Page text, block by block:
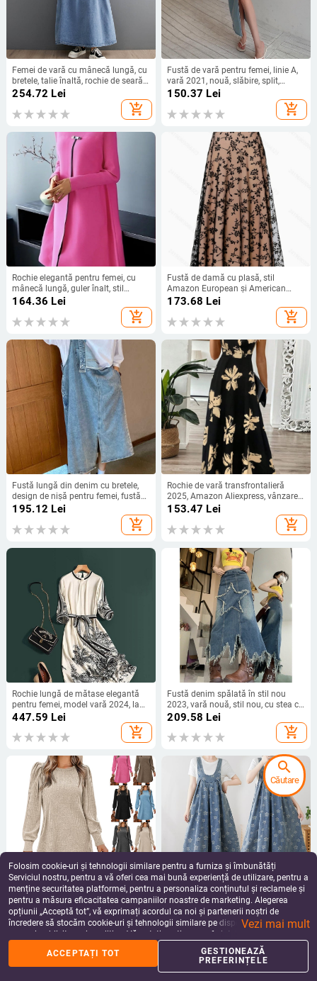
Femei de vară cu mânecă lungă, cu
bretele, talie înaltă, rochie de seară,
rochie de mireasă ...
254.72 Lei
add_shopping_cart
Fustă de vară pentru femei, linie A,
vară 2021, nouă, slăbire, split,
lungime medie, fustă din denim,
talie înaltă, șold, fustă, fată fierbinte
150.37 Lei
add_shopping_cart
Rochie elegantă pentru femei, cu
mânecă lungă, guler înalt, stil
european și american, pentru
164.36 Lei
add_shopping_cart
Fustă de damă cu plasă, stil
Amazon European și American
Fashion 2025
173.68 Lei
add_shopping_cart
Fustă lungă din denim cu bretele,
design de nișă pentru femei, fustă
elegantă cu bretele, vară, vrac,
mărime mare, rochie lungă de
grăsime mm
195.12 Lei
add_shopping_cart
Rochie de vară transfrontalieră
2025, Amazon Aliexpress, vânzare
fierbinte, nouă pentru femei, cu
153.47 Lei
add_shopping_cart
Rochie lungă de mătase elegantă
pentru femei, model vară 2024, la
tejghea, centru comercial, retrage
447.59 Lei
add_shopping_cart
Fustă denim spălată în stil nou
2023, vară nouă, stil nou, cu stea cu
cinci colțuri, talie joasă, lungime
209.58 Lei
add_shopping_cart
Rochie de damă cu mânecă
bufantă tricotată, toamnă și iarnă,
cu guler rotund, casual, lejeră, 2024,
la modă europeană și americană,
171.70Lei
add_shopping_cart
Fustă lungă din denim, stil retro, cu
bretele, jacquard, de dimensiuni
mari, pentru reducerea vârstei
275.75Lei
add_shopping_cart
Folosim cookie-uri și tehnologii similare pentru a furniza și îmbunătăți
Serviciul nostru, pentru a vă oferi cea mai bună experiență de utilizare, pentru a
menține securitatea platformei, pentru a personaliza conținutul și reclamele și
pentru a măsura eficacitatea campaniilor noastre de marketing. Alegerea
opțiunii „Acceptă tot”, vă exprimați acordul ca noi și partenerii noștri de
încredere să stocăm cookie-uri și tehnologii similare pe dispozitivul dvs. în
scopuri publicitare și analitice. Vă puteți gestiona preferințele în orice moment
făcând clic pe „Gestionează preferințele”. Pentru mai multe informații, vă
rugăm să consultațiPolitica noastră de confidențialitate.
Vezi mai mult
ACCEPTAȚI TOT
GESTIONEAZĂ
PREFERINȚELE
search
Căutare